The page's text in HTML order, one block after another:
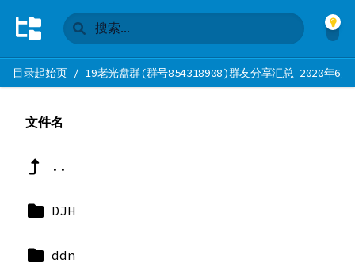
目录起始页/ 19老光盘群(群号854318908)群友分享汇总 2020年6
文件名
..
DJH
ddn